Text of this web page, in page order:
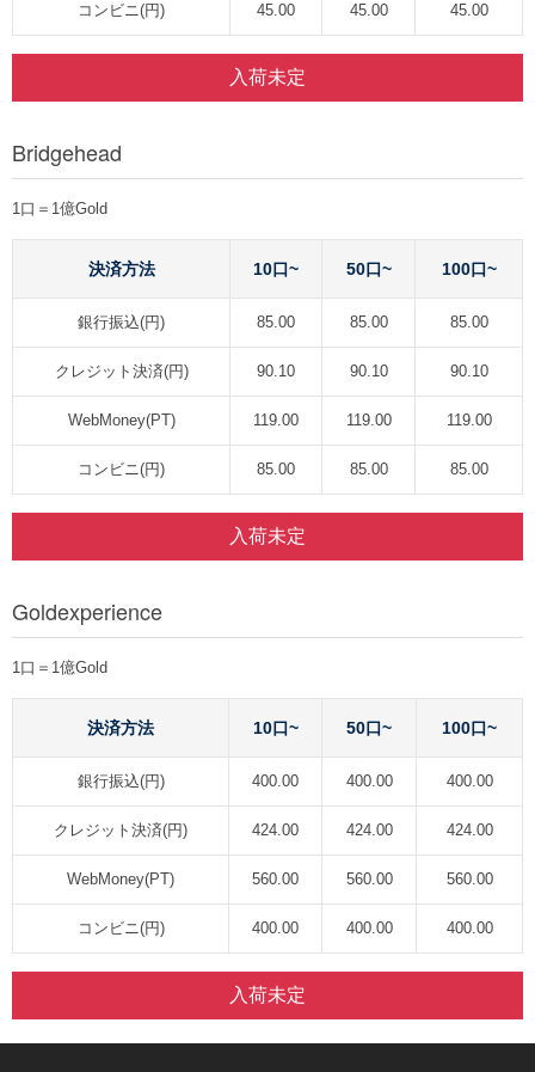
コンビニ(円) 45.00 45.00 45.00
入荷未定
Bridgehead
1口＝1億Gold
決済方法 10口~ 50口~ 100口~
銀行振込(円) 85.00 85.00 85.00
クレジット決済(円) 90.10 90.10 90.10
WebMoney(PT) 119.00 119.00 119.00
コンビニ(円) 85.00 85.00 85.00
入荷未定
Goldexperience
1口＝1億Gold
決済方法 10口~ 50口~ 100口~
銀行振込(円) 400.00 400.00 400.00
クレジット決済(円) 424.00 424.00 424.00
WebMoney(PT) 560.00 560.00 560.00
コンビニ(円) 400.00 400.00 400.00
入荷未定